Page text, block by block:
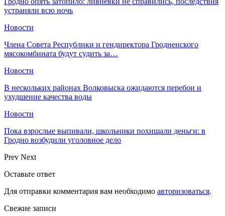
устраняли всю ночь
Новости
Члена Совета Республики и гендиректора Гродненского
мясокомбината будут судить за…
Новости
В нескольких районах Волковыска ожидаются перебои и
ухудшение качества воды
Новости
Пока взрослые выпивали, школьники похищали деньги: в
Гродно возбудили уголовное дело
Prev Next
Оставьте ответ
Для отправки комментария вам необходимо авторизоваться.
Свежие записи